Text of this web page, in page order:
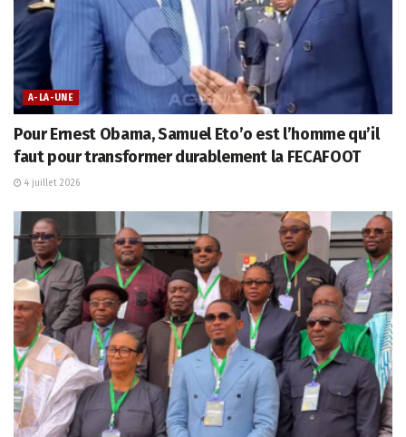
A-LA-UNE
Pour Ernest Obama, Samuel Eto’o est l’homme qu’il
faut pour transformer durablement la FECAFOOT
4 juillet 2026